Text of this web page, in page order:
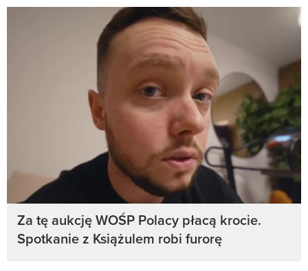
Za tę aukcję WOŚP Polacy płacą krocie.
Spotkanie z Książulem robi furorę